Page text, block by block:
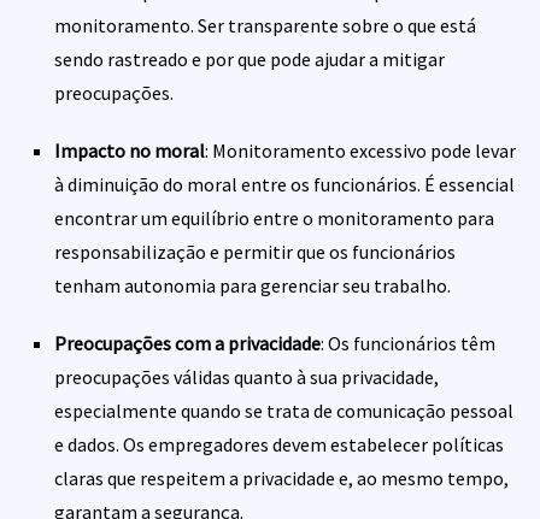
monitoramento. Ser transparente sobre o que está
sendo rastreado e por que pode ajudar a mitigar
preocupações.
Impacto no moral: Monitoramento excessivo pode levar
à diminuição do moral entre os funcionários. É essencial
encontrar um equilíbrio entre o monitoramento para
responsabilização e permitir que os funcionários
tenham autonomia para gerenciar seu trabalho.
Preocupações com a privacidade: Os funcionários têm
preocupações válidas quanto à sua privacidade,
especialmente quando se trata de comunicação pessoal
e dados. Os empregadores devem estabelecer políticas
claras que respeitem a privacidade e, ao mesmo tempo,
garantam a segurança.